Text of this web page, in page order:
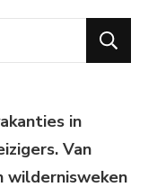
in
Van
wildernisweken